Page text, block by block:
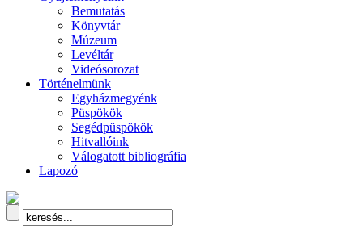
Bemutatás
Könyvtár
Múzeum
Levéltár
Videósorozat
Történelmünk
Egyházmegyénk
Püspökök
Segédpüspökök
Hitvallóink
Válogatott bibliográfia
Lapozó